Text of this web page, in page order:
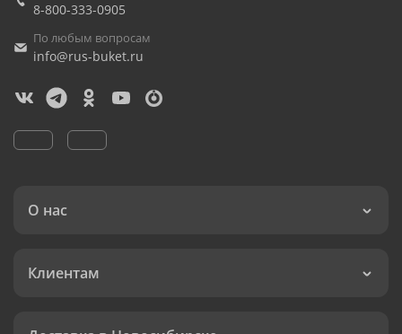
8-800-333-0905
По любым вопросам
info@rus-buket.ru
О нас
Клиентам